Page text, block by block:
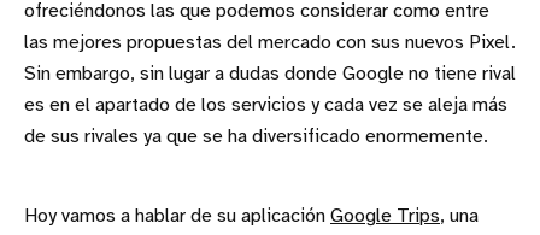
ofreciéndonos las que podemos considerar como entre
las mejores propuestas del mercado con sus nuevos Pixel.
Sin embargo, sin lugar a dudas donde Google no tiene rival
es en el apartado de los servicios y cada vez se aleja más
de sus rivales ya que se ha diversificado enormemente.
Hoy vamos a hablar de su aplicación Google Trips, una